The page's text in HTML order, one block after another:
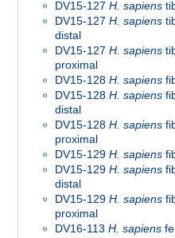
DV15-127 H. sapiens
DV15-127 H. sapiens
distal
DV15-127 H. sapiens
proximal
DV15-128 H. sapiens
DV15-128 H. sapiens
distal
DV15-128 H. sapiens
proximal
DV15-129 H. sapiens
DV15-129 H. sapiens
distal
DV15-129 H. sapiens
proximal
DV16-113 H. sapiens